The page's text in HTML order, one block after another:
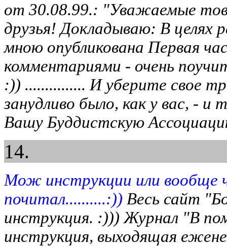
от 30.08.99.: "Уважаемые
друзья! Докладываю: В целях
мною опубликована Первая
комментариями - очень
:)) ............... И уберите свое
занудливо было, как у вас, -
Вашу Буддистскую
14.
Мож инструкции или вообще
почитал..........:)) Весь сайт
инструкция. :))) Журнал "В
инструкция, выходящая